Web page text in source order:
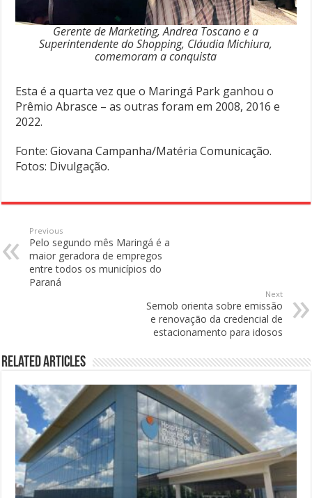
Gerente de Marketing, Andrea Toscano e a
Superintendente do Shopping, Cláudia Michiura,
comemoram a conquista
Esta é a quarta vez que o Maringá Park ganhou o
Prêmio Abrasce – as outras foram em 2008, 2016 e
2022.
Fonte: Giovana Campanha/Matéria Comunicação.
Fotos: Divulgação.
Previous
Pelo segundo mês Maringá é a
maior geradora de empregos
entre todos os municípios do
Paraná
Next
Semob orienta sobre emissão
e renovação da credencial de
estacionamento para idosos
Related Articles